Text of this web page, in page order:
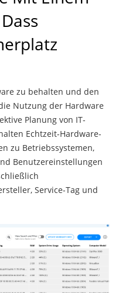
zu behalten und den
Nutzung der Hardware
Planung von IT-
Echtzeit-Hardware-
zu Betriebssystemen,
Benutzereinstellungen
Service-Tag und